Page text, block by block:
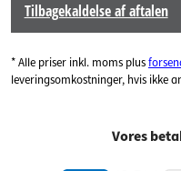
Tilbagekaldelse af aftalen
* Alle priser inkl. moms plus
leveringsomkostninger, hvis ikke
Vores